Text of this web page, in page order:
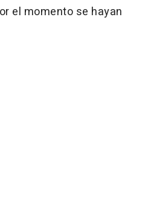
el momento se hayan